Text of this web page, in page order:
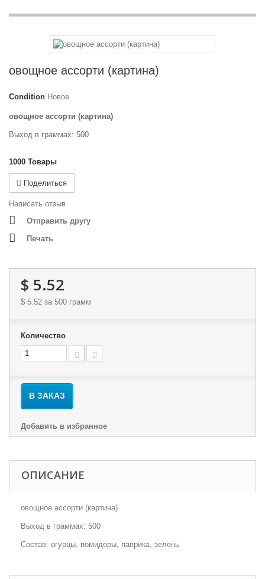
овощное ассорти (картина)
Condition Новое
овощное ассорти (картина)
Выход в граммах: 500
1000 Товары
Поделиться
Написать отзыв
Отправить другу
Печать
$ 5.52
$ 5.52 за 500 грамм
Количество
В ЗАКАЗ
Добавить в избранное
ОПИСАНИЕ
овощное ассорти (картина)
Выход в граммах: 500
Состав: огурцы, помидоры, паприка, зелень